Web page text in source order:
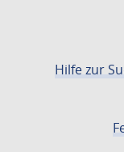
Hilfe zur